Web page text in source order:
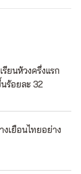
รียนห้วงครึ่งแรก
ร้อยละ 32
งเยือนไทยอย่าง